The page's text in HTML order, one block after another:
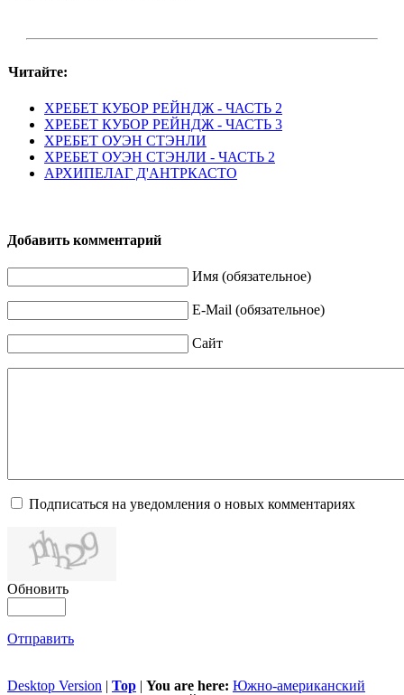
Читайте:
ХРЕБЕТ КУБОР РЕЙНДЖ - ЧАСТЬ 2
ХРЕБЕТ КУБОР РЕЙНДЖ - ЧАСТЬ 3
ХРЕБЕТ ОУЭН СТЭНЛИ
ХРЕБЕТ ОУЭН СТЭНЛИ - ЧАСТЬ 2
АРХИПЕЛАГ Д'АНТРКАСТО
Добавить комментарий
Имя (обязательное)
E-Mail (обязательное)
Сайт
Подписаться на уведомления о новых комментариях
Обновить
Отправить
Desktop Version | Top | You are here: Южно-американский